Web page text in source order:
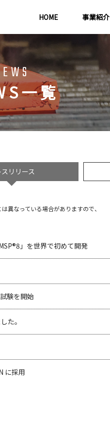
HOME 事業紹介
一覧
リリース
異なっている場合がありますので、
」を世界で初めて開発
験を開始
た。
に採用